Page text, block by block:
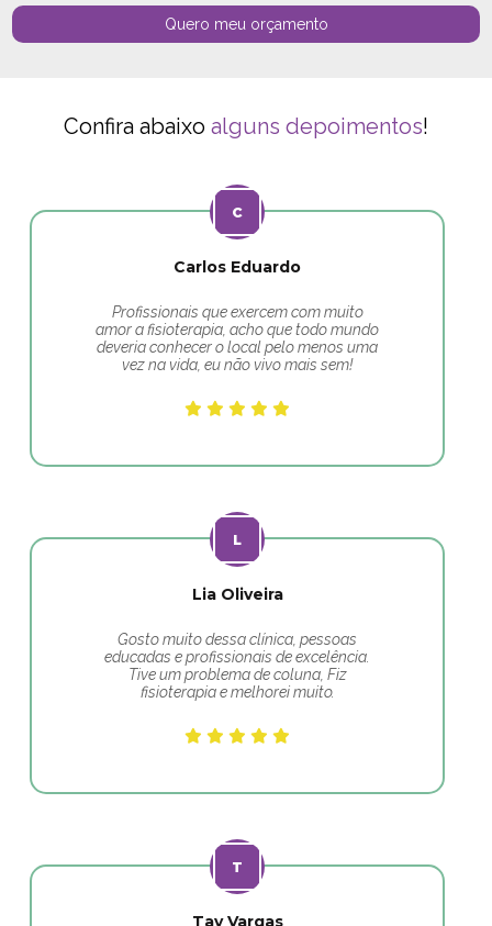
Quero meu orçamento
Confira abaixo alguns depoimentos!
Carlos Eduardo
Profissionais que exercem com muito
amor a fisioterapia, acho que todo mundo
deveria conhecer o local pelo menos uma
vez na vida, eu não vivo mais sem!
Lia Oliveira
Gosto muito dessa clínica, pessoas
educadas e profissionais de excelência.
Tive um problema de coluna, Fiz
fisioterapia e melhorei muito.
Tay Vargas